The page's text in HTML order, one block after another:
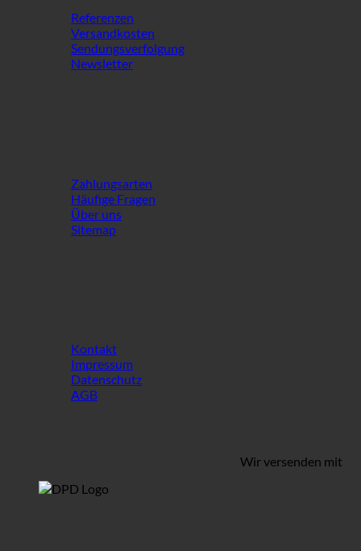
Referenzen
Versandkosten
Sendungsverfolgung
Newsletter
Zahlungsarten
Häufige Fragen
Über uns
Sitemap
Kontakt
Impressum
Datenschutz
AGB
Wir versenden mit